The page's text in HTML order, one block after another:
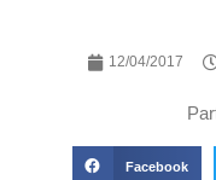
12/04/2017
Facebook